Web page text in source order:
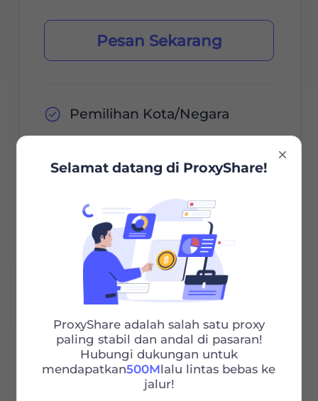
Pesan Sekarang
Pemilihan Kota/Negara
Http/Socks5
Dukungan 24/7
100G
0.85 /GB
Selamat datang di ProxyShare!
ProxyShare adalah salah satu proxy
paling stabil dan andal di pasaran!
Hubungi dukungan untuk
mendapatkan500Mlalu lintas bebas ke
jalur!